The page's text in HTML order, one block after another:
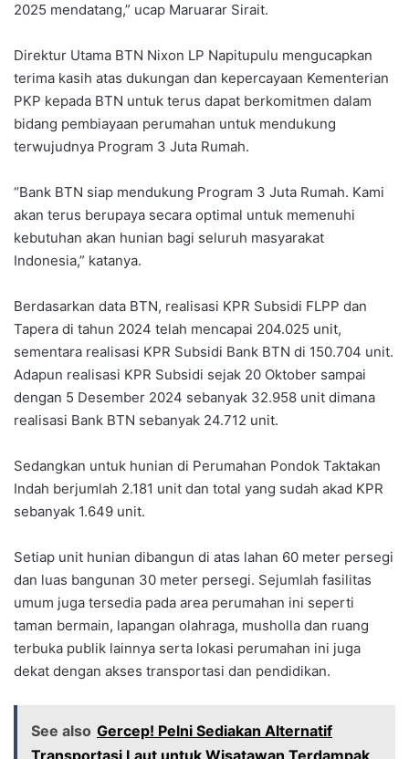
2025 mendatang,” ucap Maruarar Sirait.
Direktur Utama BTN Nixon LP Napitupulu mengucapkan
terima kasih atas dukungan dan kepercayaan Kementerian
PKP kepada BTN untuk terus dapat berkomitmen dalam
bidang pembiayaan perumahan untuk mendukung
terwujudnya Program 3 Juta Rumah.
“Bank BTN siap mendukung Program 3 Juta Rumah. Kami
akan terus berupaya secara optimal untuk memenuhi
kebutuhan akan hunian bagi seluruh masyarakat
Indonesia,” katanya.
Berdasarkan data BTN, realisasi KPR Subsidi FLPP dan
Tapera di tahun 2024 telah mencapai 204.025 unit,
sementara realisasi KPR Subsidi Bank BTN di 150.704 unit.
Adapun realisasi KPR Subsidi sejak 20 Oktober sampai
dengan 5 Desember 2024 sebanyak 32.958 unit dimana
realisasi Bank BTN sebanyak 24.712 unit.
Sedangkan untuk hunian di Perumahan Pondok Taktakan
Indah berjumlah 2.181 unit dan total yang sudah akad KPR
sebanyak 1.649 unit.
Setiap unit hunian dibangun di atas lahan 60 meter persegi
dan luas bangunan 30 meter persegi. Sejumlah fasilitas
umum juga tersedia pada area perumahan ini seperti
taman bermain, lapangan olahraga, musholla dan ruang
terbuka publik lainnya serta lokasi perumahan ini juga
dekat dengan akses transportasi dan pendidikan.
See also Gercep! Pelni Sediakan Alternatif